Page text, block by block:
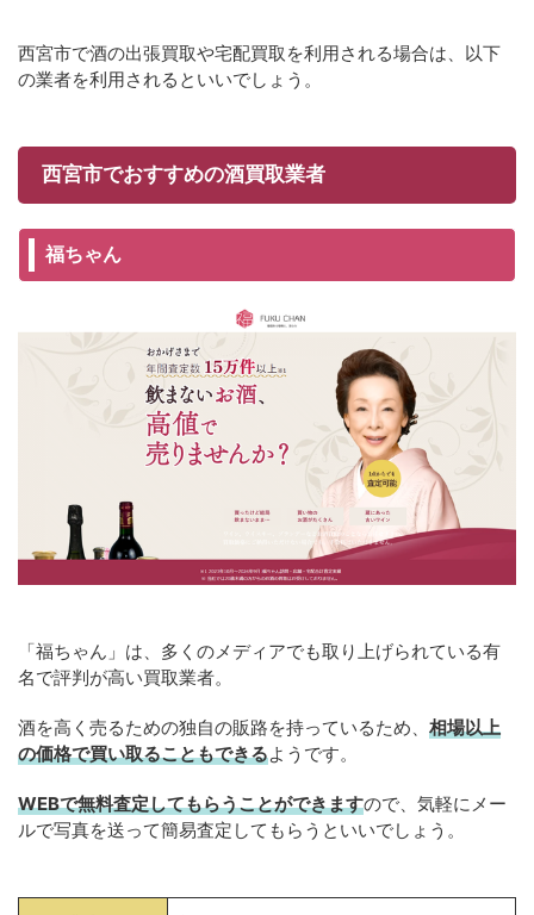
西宮市で酒の出張買取や宅配買取を利用される場合は、以下
の業者を利用されるといいでしょう。
西宮市でおすすめの酒買取業者
福ちゃん
「福ちゃん」は、多くのメディアでも取り上げられている有
名で評判が高い買取業者。
酒を高く売るための独自の販路を持っているため、 相場以上
の価格で買い取ることもできるようです。
WEBで無料査定してもらうことができますので、気軽にメー
ルで写真を送って簡易査定してもらうといいでしょう。